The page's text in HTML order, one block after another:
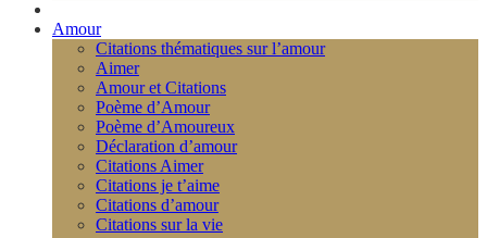
Amour
Citations thématiques sur l’amour
Aimer
Amour et Citations
Poème d’Amour
Poème d’Amoureux
Déclaration d’amour
Citations Aimer
Citations je t’aime
Citations d’amour
Citations sur la vie